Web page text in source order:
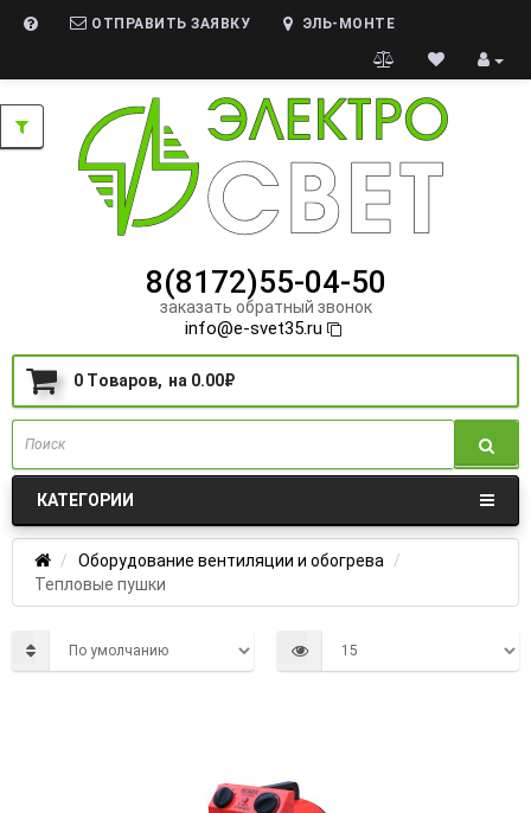
ОТПРАВИТЬ ЗАЯВКУ ЭЛЬ-МОНТЕ
8(8172)55-04-50
заказать обратный звонок
info@e-svet35.ru
0 Tоваров, на 0.00₽
КАТЕГОРИИ
Оборудование вентиляции и обогрева
Тепловые пушки